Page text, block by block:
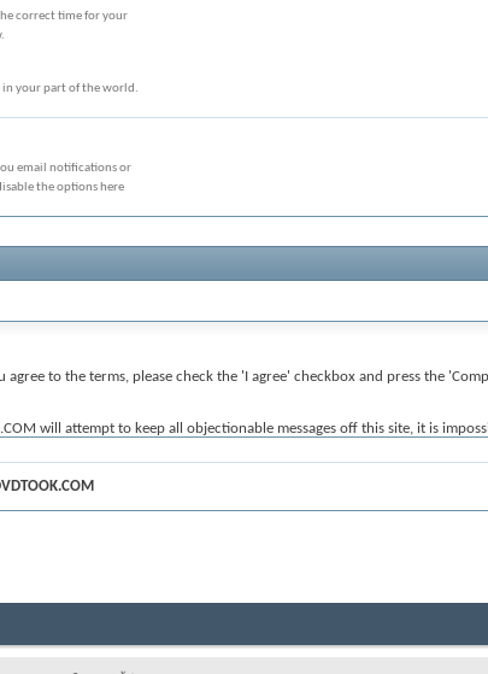
correct time for your
in your part of the world.
email notifications or
the options here
to the terms, please check the 'I agree' checkbox and press the
attempt to keep all objectionable messages off this site, it is
oriented, hateful, threatening, or otherwise violative of any laws.